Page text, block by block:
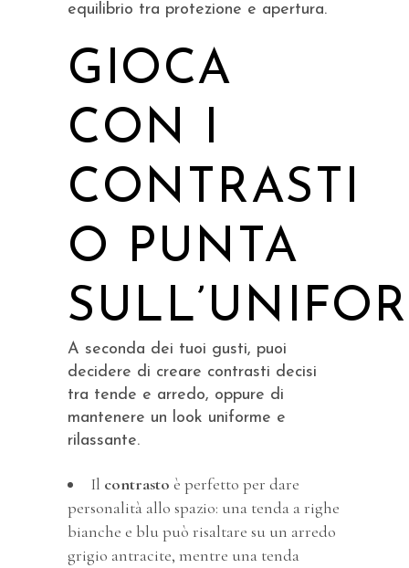
equilibrio tra protezione e apertura.
GIOCA
CON I
CONTRASTI
O PUNTA
A seconda dei tuoi gusti, puoi
decidere di creare contrasti decisi
tra tende e arredo, oppure di
mantenere un look uniforme e
rilassante.
Il contrasto è perfetto per dare
personalità allo spazio: una tenda a righe
bianche e blu può risaltare su un arredo
grigio antracite, mentre una tenda